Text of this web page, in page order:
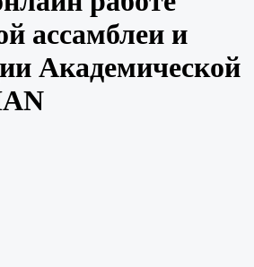
ассамблеи и
Академической